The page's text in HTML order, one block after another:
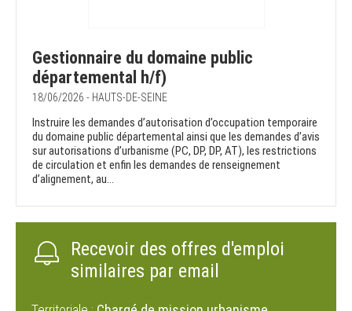
Gestionnaire du domaine public
départemental h/f)
18/06/2026 - HAUTS-DE-SEINE
Instruire les demandes d’autorisation d’occupation temporaire
du domaine public départemental ainsi que les demandes d’avis
sur autorisations d’urbanisme (PC, DP, DP, AT), les restrictions
de circulation et enfin les demandes de renseignement
d’alignement, au...
Recevoir des offres d'emploi
similaires par email